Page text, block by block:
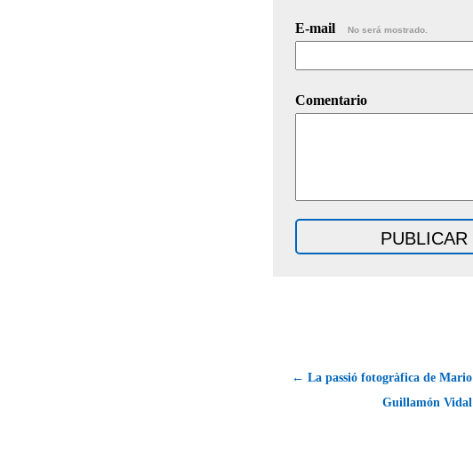
E-mail No será mostrado.
Comentario
← La passió fotogràfica de Mario
Guillamón Vidal